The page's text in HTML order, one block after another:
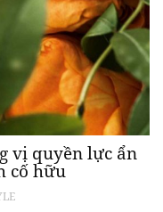
vị quyền lực ẩn
cố hữu